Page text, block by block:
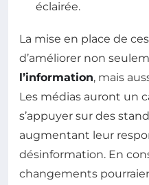
éclairée.
La mise en place de
d’améliorer non
l’information, mais
Les médias auront un
s’appuyer sur des
augmentant leur
désinformation. En
changements